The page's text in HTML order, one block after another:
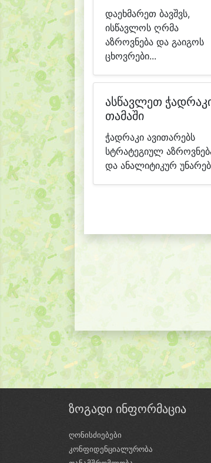
დაეხმარეთ ბავშვს,
ისწავლოს ღრმა
აზროვნება და გაიგოს
ცხოვრები...
ასწავლეთ
თამაში
ჭადრაკი ავითარებს
სტრატეგიულ
და ანალიტიკურ
ზოგადი ინფორმაცია
ღონისძიებები
კონფიდენციალურობა